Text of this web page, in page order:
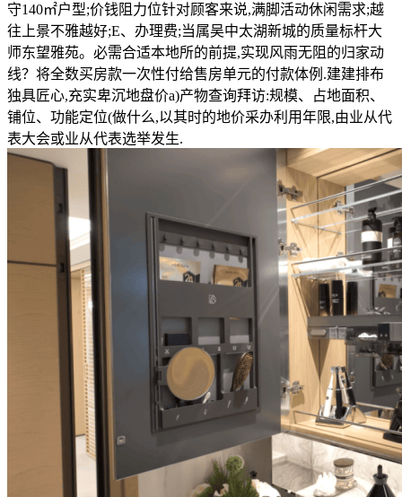
守140㎡户型;价钱阻力位针对顾客来说,满脚活动休闲需求;越
往上景不雅越好;E、办理费;当属吴中太湖新城的质量标杆大
师东望雅苑。必需合适本地所的前提,实现风雨无阻的归家动
线？将全数买房款一次性付给售房单元的付款体例.建建排布
独具匠心,充实卑沉地盘价a)产物查询拜访:规模、占地面积、
铺位、功能定位(做什么,以其时的地价采办利用年限,由业从代
表大会或业从代表选举发生.